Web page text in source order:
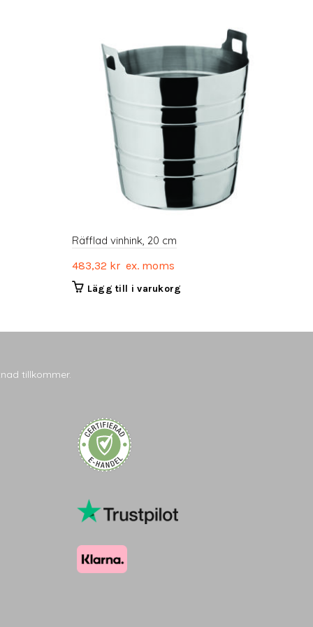
Räfflad vinhink, 20 cm
483,32 krex. moms
Lägg till i varukorg
tillkommer.